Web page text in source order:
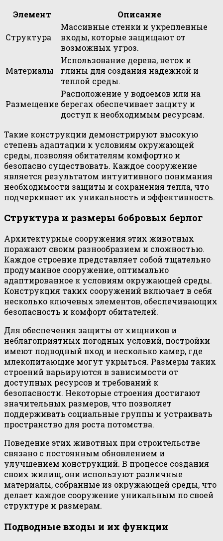
Элемент
Описание
Структура
Массивные стенки и укрепленные
входы, которые защищают от
возможных угроз.
Материалы
Использование дерева, веток и
глины для создания надежной и
теплой среды.
Размещение
Расположение у водоемов или на
берегах обеспечивает защиту и
доступ к необходимым ресурсам.
Такие конструкции демонстрируют высокую
степень адаптации к условиям окружающей
среды, позволяя обитателям комфортно и
безопасно существовать. Каждое сооружение
является результатом интуитивного понимания
необходимости защиты и сохранения тепла, что
подчеркивает их уникальность и эффективность.
Структура и размеры бобровых берлог
Архитектурные сооружения этих животных
поражают своим разнообразием и сложностью.
Каждое строение представляет собой тщательно
продуманное сооружение, оптимально
адаптированное к условиям окружающей среды.
Конструкция таких сооружений включает в себя
несколько ключевых элементов, обеспечивающих
безопасность и комфорт обитателей.
Для обеспечения защиты от хищников и
неблагоприятных погодных условий, постройки
имеют подводный вход и несколько камер, где
млекопитающие могут укрыться. Размеры таких
строений варьируются в зависимости от
доступных ресурсов и требований к
безопасности. Некоторые строения достигают
значительных размеров, что позволяет
поддерживать социальные группы и устраивать
пространство для роста потомства.
Поведение этих животных при строительстве
связано с постоянным обновлением и
улучшением конструкций. В процессе создания
своих жилищ, они используют различные
материалы, собранные из окружающей среды, что
делает каждое сооружение уникальным по своей
структуре и размерам.
Подводные входы и их функции